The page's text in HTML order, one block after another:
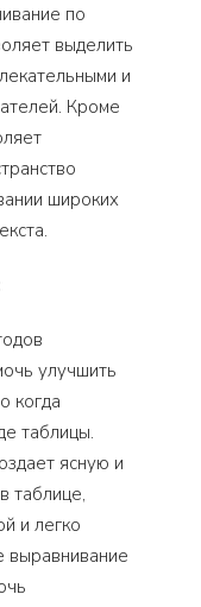
по
выделить
и
Кроме
широких
улучшить
когда
таблицы.
ясную и
таблице,
и легко
выравнивание